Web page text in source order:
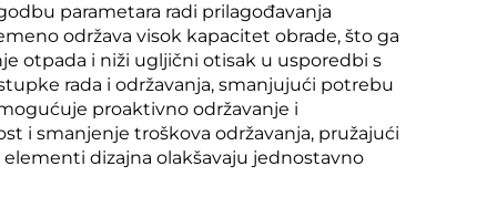
parametara radi prilagođavanja
održava visok kapacitet obrade, što ga
otpada i niži ugljični otisak u usporedbi s
rada i održavanja, smanjujući potrebu
proaktivno održavanje i
i smanjenje troškova održavanja, pružajući
dizajna olakšavaju jednostavno